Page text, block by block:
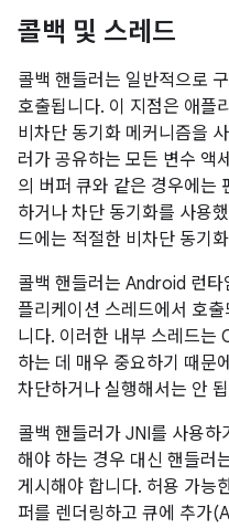
콜백 및 스레드
콜백 핸들러는 일반적으로
호출됩니다. 이 지점은 애플
비차단 동기화 메커니즘을
러가 공유하는 모든 변수 액
의 버퍼 큐와 같은 경우에는
하거나 차단 동기화를 사용
드에는 적절한 비차단 동기
콜백 핸들러는 Android 런타
플리케이션 스레드에서 호
니다. 이러한 내부 스레드는
하는 데 매우 중요하기 때문
차단하거나 실행해서는 안
콜백 핸들러가 JNI를 사용하
해야 하는 경우 대신 핸들러
게시해야 합니다. 허용 가능
퍼를 렌더링하고 큐에 추가